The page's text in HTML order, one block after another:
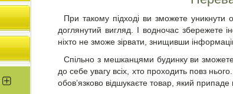
При такому підході ви зможете
доглянутий вигляд. І водночас збережете
ніхто не зможе зірвати, знищивши
Спільно з мешканцями будинку ви
до себе увагу всіх, хто проходить повз
обов’язково відшукаєте товар, який